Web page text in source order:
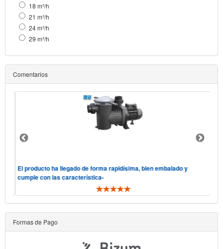
18 m³/h
21 m³/h
24 m³/h
29 m³/h
Comentarios
El producto ha llegado de forma rapidísima, bien embalado y
cumple con las característica-
Formas de Pago